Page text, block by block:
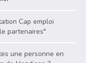
Cap emploi
partenaires"
une personne en